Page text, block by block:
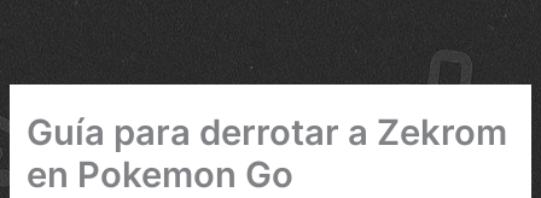
Guía para derrotar a Zekrom
en Pokemon Go